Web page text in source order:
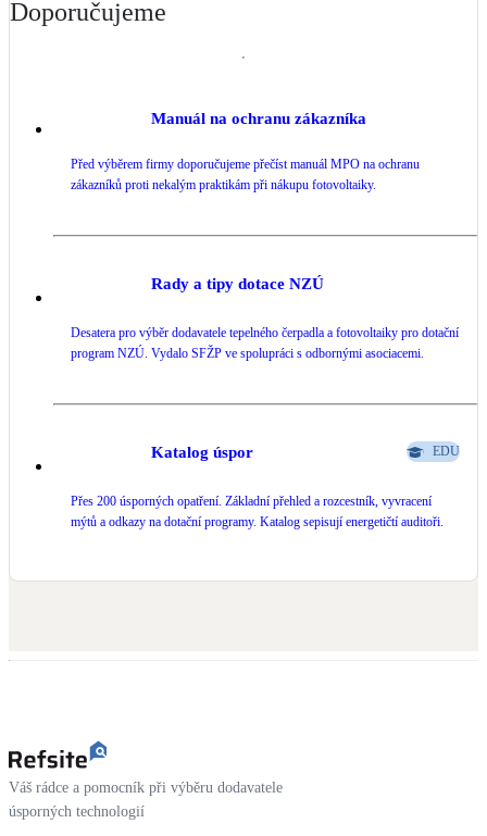
Vnitřní i venkovní
Retence deštové vody
Vegetační střechy
Větrné elektrárny
Doporučujeme
Manuál na ochranu zákazníka
Před výběrem firmy doporučujeme přečíst manuál MPO na ochranu
zákazníků proti nekalým praktikám při nákupu fotovoltaiky.
Rady a tipy dotace NZÚ
Desatera pro výběr dodavatele tepelného čerpadla a fotovoltaiky pro dotační
program NZÚ. Vydalo SFŽP ve spolupráci s odbornými asociacemi.
Katalog úspor EDU
Přes 200 úsporných opatření. Základní přehled a rozcestník, vyvracení
mýtů a odkazy na dotační programy. Katalog sepisují energetičtí auditoři.
Váš rádce a pomocník při výběru dodavatele
úsporných technologií